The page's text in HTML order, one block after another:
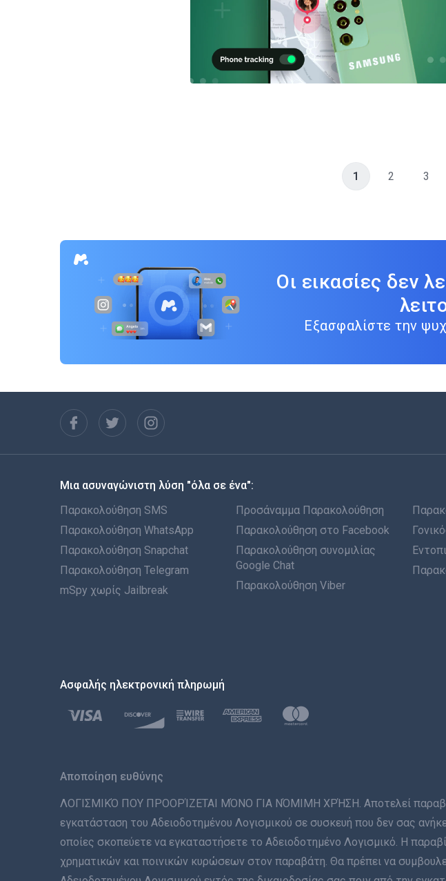
Twitter
1 2 3
Οι εικασίες δεν
Εξασφαλίστε την
Μια ασυναγώνιστη λύση "όλα σε ένα":
Παρακολούθηση SMS
Παρακολούθηση WhatsApp
Παρακολούθηση Snapchat
Παρακολούθηση Telegram
mSpy χωρίς Jailbreak
Προσάναμμα Παρακολούθηση
Παρακολούθηση στο Facebook
Παρακολούθηση συνομιλίας
Google Chat
Παρακολούθηση Viber
Ασφαλής ηλεκτρονική πληρωμή
Αποποίηση ευθύνης
ΛΟΓΙΣΜΙΚΌ ΠΟΥ ΠΡΟΟΡΊΖΕΤΑΙ ΜΌΝΟ ΓΙΑ ΝΌΜΙΜΗ ΧΡΉΣΗ. Αποτελεί
εγκατάσταση του Αδειοδοτημένου Λογισμικού σε συσκευή που δεν σας
οποίες σκοπεύετε να εγκαταστήσετε το Αδειοδοτημένο Λογισμικό. Η
χρηματικών και ποινικών κυρώσεων στον παραβάτη. Θα πρέπει να